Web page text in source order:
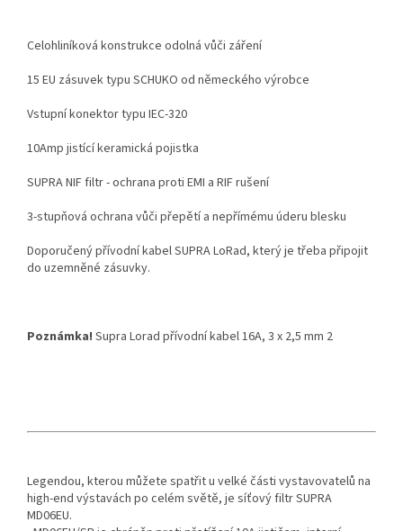
Celohliníková konstrukce odolná vůči záření
15 EU zásuvek typu SCHUKO od německého výrobce
Vstupní konektor typu IEC-320
10Amp jistící keramická pojistka
SUPRA NIF filtr - ochrana proti EMI a RIF rušení
3-stupňová ochrana vůči přepětí a nepřímému úderu blesku
Doporučený přívodní kabel SUPRA LoRad, který je třeba připojit
do uzemněné zásuvky.
Poznámka! Supra Lorad přívodní kabel 16A, 3 x 2,5 mm 2
Legendou, kterou můžete spatřit u velké části vystavovatelů na
high-end výstavách po celém světě, je síťový filtr SUPRA
MD06EU.